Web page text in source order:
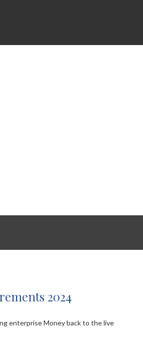
2024
enterprise Money back to the live